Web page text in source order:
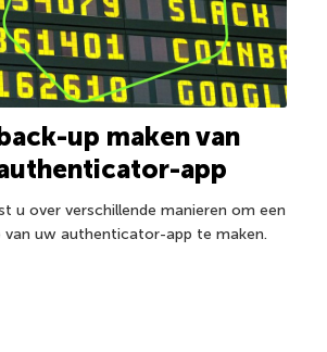
up maken van
app
u over verschillende manieren om een
van uw authenticator-app te maken.